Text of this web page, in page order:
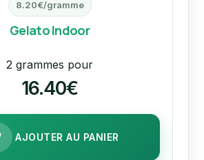
8.20€/gramme
Gelato Indoor
2 grammes pour
16.40€
AJOUTER AU PANIER